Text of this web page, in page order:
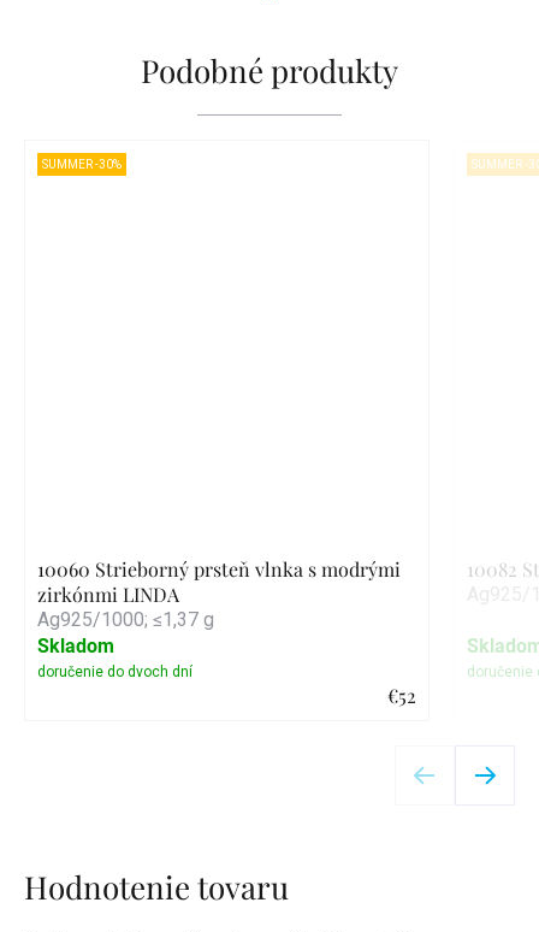
Podobné produkty
SUMMER -30%
10060 Strieborný prsteň vlnka s modrými
zirkónmi LINDA
Ag925/1000; ≤1,37 g
€52
Skladom
SUMMER -
10082
Hodnotenie tovaru